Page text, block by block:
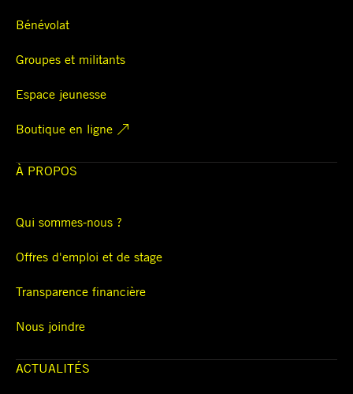
Bénévolat
Groupes et militants
Espace jeunesse
Boutique en ligne
À PROPOS
Qui sommes-nous ?
Offres d'emploi et de stage
Transparence financière
Nous joindre
ACTUALITÉS